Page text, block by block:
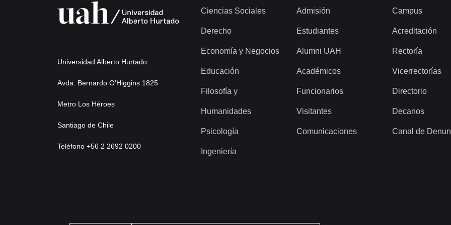
Universidad Alberto Hurtado
Avda. Bernardo O’Higgins 1825
Metro Los Héroes
Santiago de Chile
Teléfono +56 2 2692 0200
Ciencias Sociales
Derecho
Economía y Negocios
Educación
Filosofía y
Humanidades
Psicología
Ingeniería
Admisión
Estudiantes
Alumni UAH
Académicos
Funcionarios
Visitantes
Comunicaciones
Campus
Acreditación
Rectoría
Vicerrectorías
Directorio
Decanos
Canal de